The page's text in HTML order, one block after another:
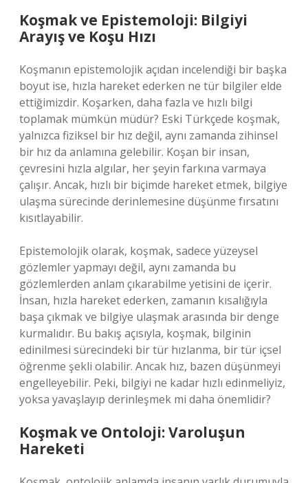
Koşmak ve Epistemoloji: Bilgiyi
Arayış ve Koşu Hızı
Koşmanın epistemolojik açıdan incelendiği bir başka
boyut ise, hızla hareket ederken ne tür bilgiler elde
ettiğimizdir. Koşarken, daha fazla ve hızlı bilgi
toplamak mümkün müdür? Eski Türkçede koşmak,
yalnızca fiziksel bir hız değil, aynı zamanda zihinsel
bir hız da anlamına gelebilir. Koşan bir insan,
çevresini hızla algılar, her şeyin farkına varmaya
çalışır. Ancak, hızlı bir biçimde hareket etmek, bilgiye
ulaşma sürecinde derinlemesine düşünme fırsatını
kısıtlayabilir.
Epistemolojik olarak, koşmak, sadece yüzeysel
gözlemler yapmayı değil, aynı zamanda bu
gözlemlerden anlam çıkarabilme yetisini de içerir.
İnsan, hızla hareket ederken, zamanın kısalığıyla
başa çıkmak ve bilgiye ulaşmak arasında bir denge
kurmalıdır. Bu bakış açısıyla, koşmak, bilginin
edinilmesi sürecindeki bir tür hızlanma, bir tür içsel
öğrenme şekli olabilir. Ancak hız, bazen düşünmeyi
engelleyebilir. Peki, bilgiyi ne kadar hızlı edinmeliyiz,
yoksa yavaşlayıp derinleşmek mi daha önemlidir?
Koşmak ve Ontoloji: Varoluşun
Hareketi